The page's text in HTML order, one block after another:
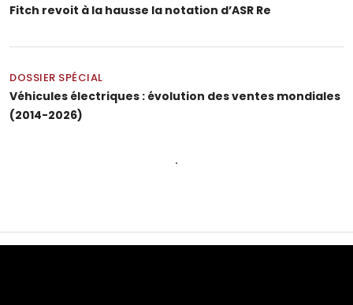
Fitch revoit à la hausse la notation d’ASR Re
DOSSIER SPÉCIAL
Véhicules électriques : évolution des ventes mondiales
(2014-2026)